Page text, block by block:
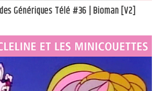
Génériques Télé #36 | Bioman [V2]